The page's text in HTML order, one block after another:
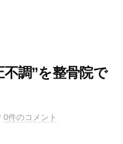
調”を整骨院で
0件のコメント